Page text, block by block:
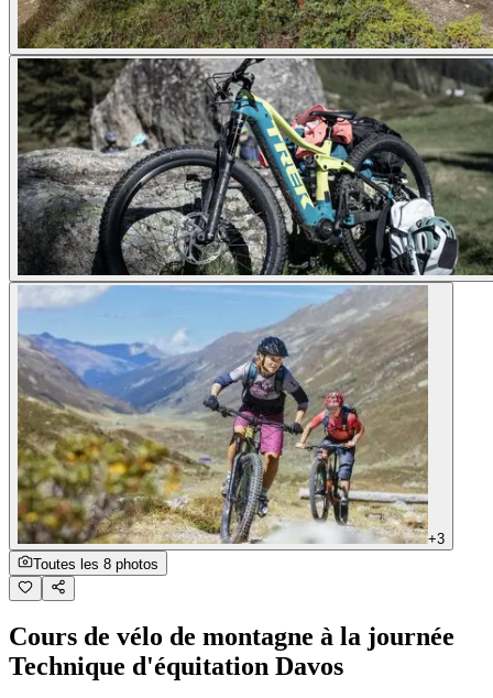
+3
Toutes les 8 photos
Cours de vélo de montagne à la journée
Technique d'équitation Davos